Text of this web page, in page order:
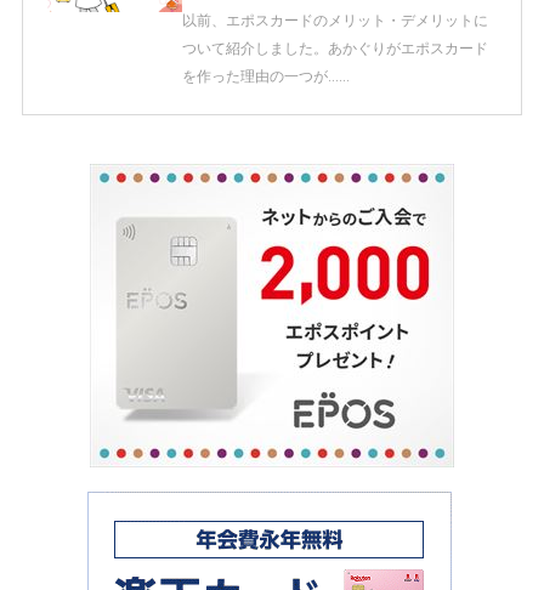
以前、エポスカードのメリット・デメリットに
ついて紹介しました。あかぐりがエポスカード
を作った理由の一つが……